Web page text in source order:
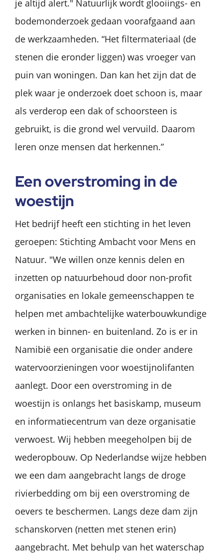
je altijd alert." Natuurlijk wordt glooiings- en
bodemonderzoek gedaan voorafgaand aan
de werkzaamheden. “Het filtermateriaal (de
stenen die eronder liggen) was vroeger van
puin van woningen. Dan kan het zijn dat de
plek waar je onderzoek doet schoon is, maar
als verderop een dak of schoorsteen is
gebruikt, is die grond wel vervuild. Daarom
leren onze mensen dat herkennen.”
Een overstroming in de
woestijn
Het bedrijf heeft een stichting in het leven
geroepen: Stichting Ambacht voor Mens en
Natuur. "We willen onze kennis delen en
inzetten op natuurbehoud door non-profit
organisaties en lokale gemeenschappen te
helpen met ambachtelijke waterbouwkundige
werken in binnen- en buitenland. Zo is er in
Namibië een organisatie die onder andere
watervoorzieningen voor woestijnolifanten
aanlegt. Door een overstroming in de
woestijn is onlangs het basiskamp, museum
en informatiecentrum van deze organisatie
verwoest. Wij hebben meegeholpen bij de
wederopbouw. Op Nederlandse wijze hebben
we een dam aangebracht langs de droge
rivierbedding om bij een overstroming de
oevers te beschermen. Langs deze dam zijn
schanskorven (netten met stenen erin)
aangebracht. Met behulp van het waterschap